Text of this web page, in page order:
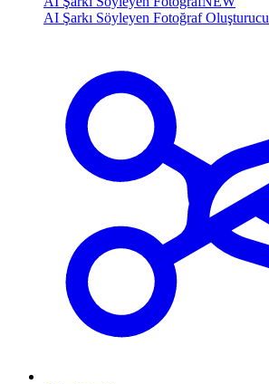
AI Şarkı Söyleyen Fotoğraf Oluşturucu